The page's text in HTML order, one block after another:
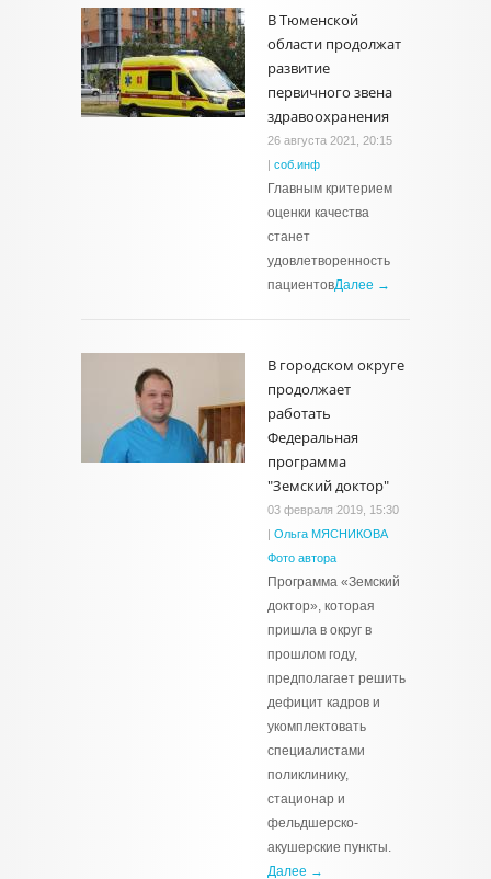
В Тюменской
области продолжат
развитие
первичного звена
здравоохранения
26 августа 2021, 20:15
| соб.инф
Главным критерием
оценки качества
станет
удовлетворенность
пациентовДалее →
В городском округе
продолжает
работать
Федеральная
программа
"Земский доктор"
03 февраля 2019, 15:30
| Ольга МЯСНИКОВА
Фото автора
Программа «Земский
доктор», которая
пришла в округ в
прошлом году,
предполагает решить
дефицит кадров и
укомплектовать
специалистами
поликлинику,
стационар и
фельдшерско-
акушерские пункты.
Далее →